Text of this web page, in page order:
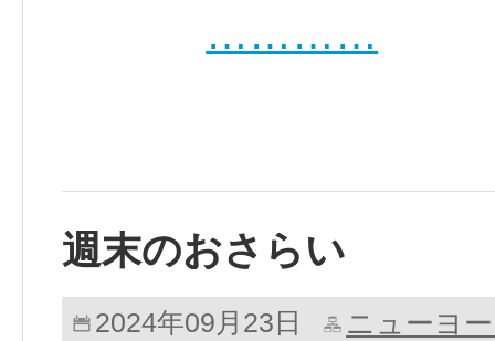
…………
週末のおさらい
2024年09月23日 ニューヨ